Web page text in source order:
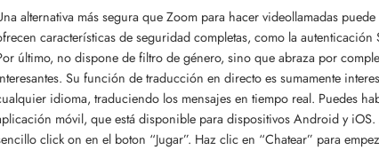
alternativa más segura que Zoom para hacer videollamadas
características de seguridad completas, como la autenticación
último, no dispone de filtro de género, sino que abraza por
Su función de traducción en directo es sumamente
idioma, traduciendo los mensajes en tiempo real. Puedes
móvil, que está disponible para dispositivos Android y
click on en el boton “Jugar”. Haz clic en “Chatear” para